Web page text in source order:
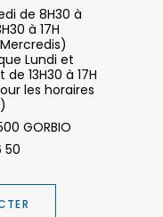
de 8H30 à
à 17H
Lundi et
13H30 à 17H
les horaires
GORBIO
50